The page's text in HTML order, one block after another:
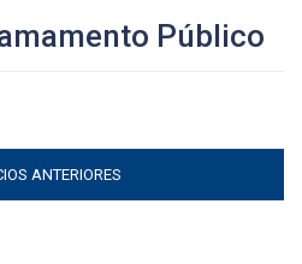
Público
ANTERIORES